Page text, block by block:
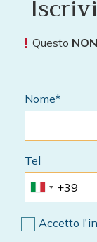
Questo NON
Nome*
Tel
Accetto